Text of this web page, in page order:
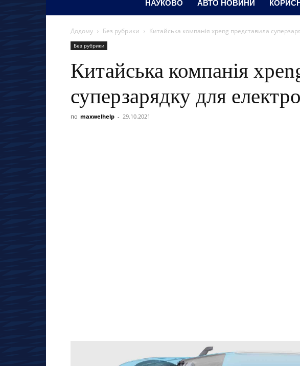
НАУКОВО АВТО НОВИНИ
Додому Без рубрики Китайська компанія xpeng представила
Без рубрики
Китайська компанія
суперзарядку для
по maxwelhelp - 29.10.2021